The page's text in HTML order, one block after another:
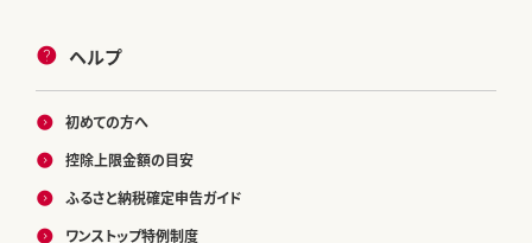
ヘルプ
初めての方へ
控除上限金額の目安
ふるさと納税確定申告ガイド
ワンストップ特例制度